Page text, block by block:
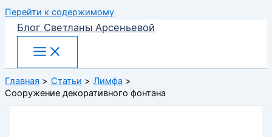
Перейти к содержимому
Блог Светланы Арсеньевой
Главная Статьи
Лимфа
Сооружение декоративного фонтана